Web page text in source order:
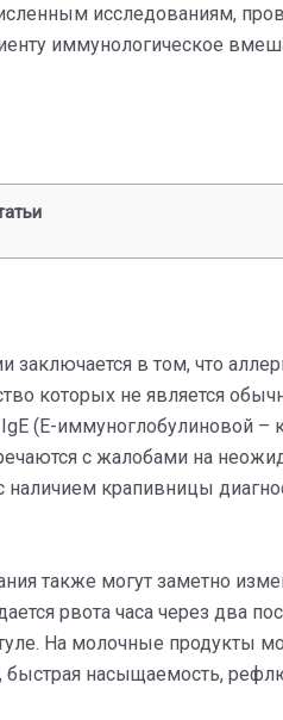
исследованиям,
иммунологическое
заключается в том, что
которых не является
(Е-иммуноглобулиновой –
с жалобами на
крапивницы
также могут заметно
рвота часа через два
На молочные продукты
быстрая насыщаемость,